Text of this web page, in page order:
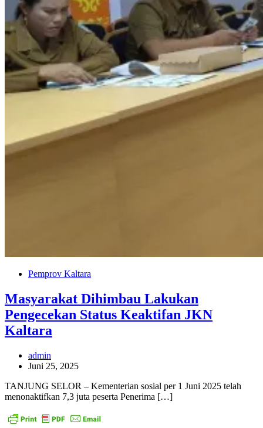
Pemprov Kaltara
Masyarakat Dihimbau Lakukan
Pengecekan Status Keaktifan JKN
Kaltara
admin
Juni 25, 2025
TANJUNG SELOR – Kementerian sosial per 1 Juni 2025 telah
menonaktifkan 7,3 juta peserta Penerima […]